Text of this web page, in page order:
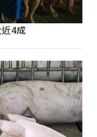
4成